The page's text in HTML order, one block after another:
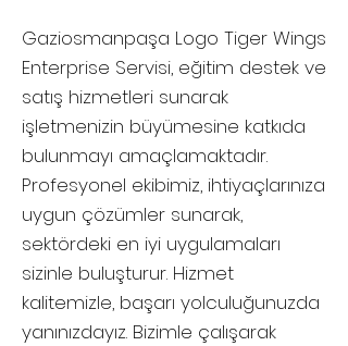
Gaziosmanpaşa Logo Tiger Wings
Enterprise Servisi, eğitim destek ve
satış hizmetleri sunarak
işletmenizin büyümesine katkıda
bulunmayı amaçlamaktadır.
Profesyonel ekibimiz, ihtiyaçlarınıza
uygun çözümler sunarak,
sektördeki en iyi uygulamaları
sizinle buluşturur. Hizmet
kalitemizle, başarı yolculuğunuzda
yanınızdayız. Bizimle çalışarak